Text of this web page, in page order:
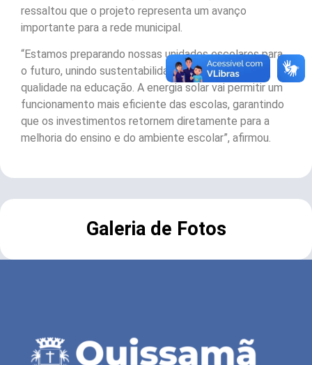
ressaltou que o projeto representa um avanço
importante para a rede municipal.
“Estamos preparando nossas unidades escolares para
o futuro, unindo sustentabilidade, economia e
qualidade na educação. A energia solar vai permitir um
funcionamento mais eficiente das escolas, garantindo
que os investimentos retornem diretamente para a
melhoria do ensino e do ambiente escolar”, afirmou.
Galeria de Fotos